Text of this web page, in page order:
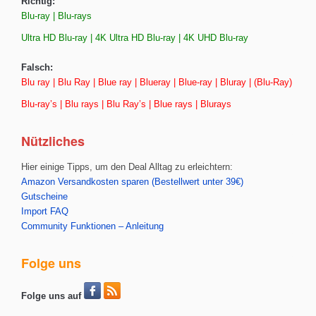
Blu-ray | Blu-rays
Ultra HD Blu-ray | 4K Ultra HD Blu-ray | 4K UHD Blu-ray
Falsch:
Blu ray | Blu Ray | Blue ray | Blueray | Blue-ray | Bluray | (Blu-Ray)
Blu-ray’s | Blu rays | Blu Ray’s | Blue rays | Blurays
Nützliches
Hier einige Tipps, um den Deal Alltag zu erleichtern:
Amazon Versandkosten sparen (Bestellwert unter 39€)
Gutscheine
Import FAQ
Community Funktionen – Anleitung
Folge uns
Folge uns auf